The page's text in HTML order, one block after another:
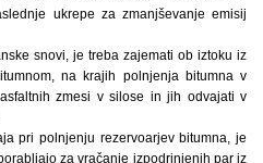
ukrepe za zmanjševanje emisij
snovi, je treba zajemati ob iztoku iz
na krajih polnjenja bitumna v
zmesi v silose in jih odvajati v
pri polnjenju rezervoarjev bitumna, je
za vračanje izpodrinjenih par iz